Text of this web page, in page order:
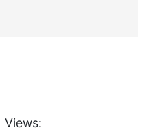
Views: